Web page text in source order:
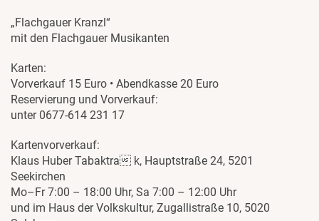
„Flachgauer Kranzl“
mit den Flachgauer Musikanten
Karten:
Vorverkauf 15 Euro • Abendkasse 20 Euro
Reservierung und Vorverkauf:
unter 0677-614 231 17
Kartenvorverkauf:
Klaus Huber Tabaktra k, Hauptstraße 24, 5201
Seekirchen
Mo–Fr 7:00 – 18:00 Uhr, Sa 7:00 – 12:00 Uhr
und im Haus der Volkskultur, Zugallistraße 10, 5020